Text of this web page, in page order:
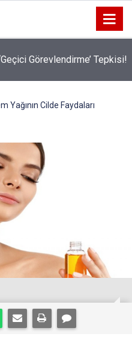
Şikayetini Hafife Almayın!
Yağının Cilde Faydaları